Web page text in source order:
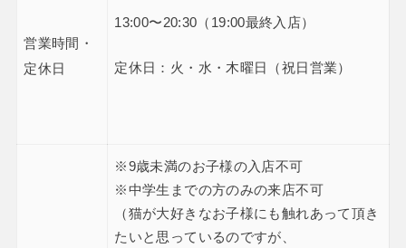
営業時間・
定休日
13:00〜20:30（19:00最終入店）
定休日：火・水・木曜日（祝日営業）
※9歳未満のお子様の入店不可
※中学生までの方のみの来店不可
（猫が大好きなお子様にも触れあって頂き
たいと思っているのですが、